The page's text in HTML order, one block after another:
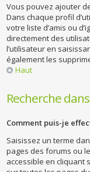
Vous pouvez ajouter
Dans chaque profil
votre liste d’amis ou
directement des
l’utilisateur en
également les
Haut
Recherche
Comment puis-je
Saisissez un terme
pages des forums ou
accessible en cliquant